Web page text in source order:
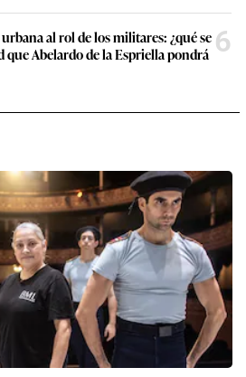
al rol de los militares: ¿qué se
que Abelardo de la Espriella pondrá 6